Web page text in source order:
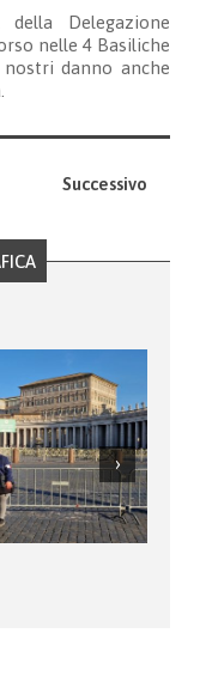
Delegazione
nelle 4 Basiliche
danno anche
Successivo